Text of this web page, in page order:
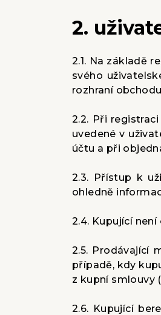
2.
2.1. Na základě
svého
rozhraní
2.2. Při
uvedené v
účtu a při
2.3. Přístup k
ohledně
2.4. Kupující
2.5. Prodávající
případě, kdy
z kupní smlouvy
2.6. Kupující